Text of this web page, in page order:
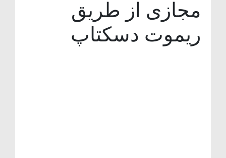
مجازی از طریق
ریموت دسکتاپ